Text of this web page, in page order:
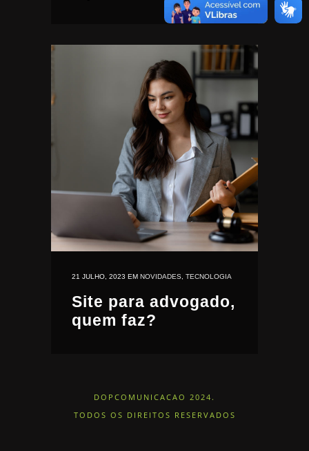
21 JULHO, 2023 EM NOVIDADES TECNOLOGIA
Site para advogado,
quem faz?
DOPCOMUNICACAO 2024.
TODOS OS DIREITOS RESERVADOS